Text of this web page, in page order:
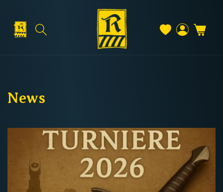
Inhalt
Warenkorb
News
Versand & Lieferung
Kostenloser Versand